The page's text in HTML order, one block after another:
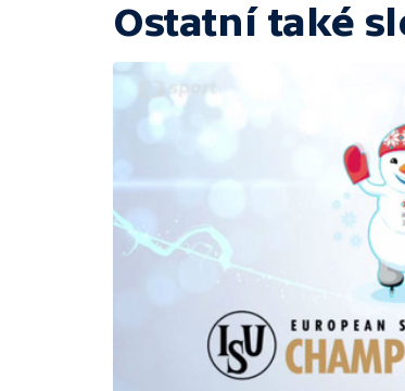
Ostatní také